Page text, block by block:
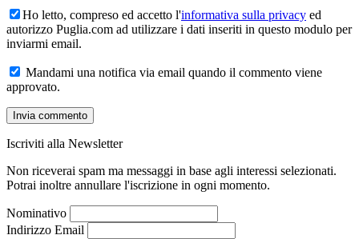
Ho letto, compreso ed accetto l'informativa sulla privacy ed
autorizzo Puglia.com ad utilizzare i dati inseriti in questo modulo per
inviarmi email.
Mandami una notifica via email quando il commento viene
approvato.
Iscriviti alla Newsletter
Non riceverai spam ma messaggi in base agli interessi selezionati.
Potrai inoltre annullare l'iscrizione in ogni momento.
Nominativo
Indirizzo Email